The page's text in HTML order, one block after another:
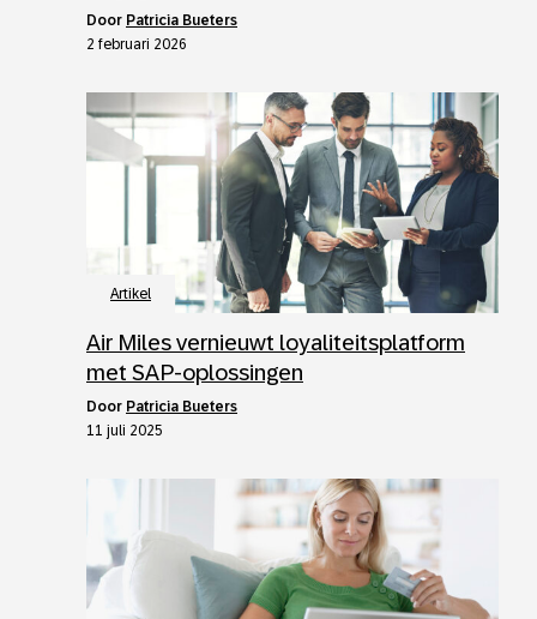
door Patricia Bueters
2 februari 2026
Artikel
Air Miles vernieuwt loyaliteitsplatform
met SAP-oplossingen
door Patricia Bueters
11 juli 2025